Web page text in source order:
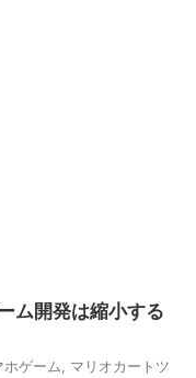
ム開発は縮小する
ホゲーム
マリオカートツ